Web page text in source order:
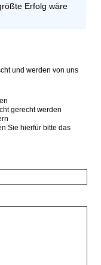
Erfolg wäre
und werden von uns
gerecht werden
Sie hierfür bitte das